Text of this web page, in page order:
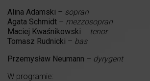
Alina Adamski – sopran
Agata Schmidt – mezzosopran
Maciej Kwaśnikowski – tenor
Tomasz Rudnicki – bas
Przemysław Neumann – dyrygent
W programie: